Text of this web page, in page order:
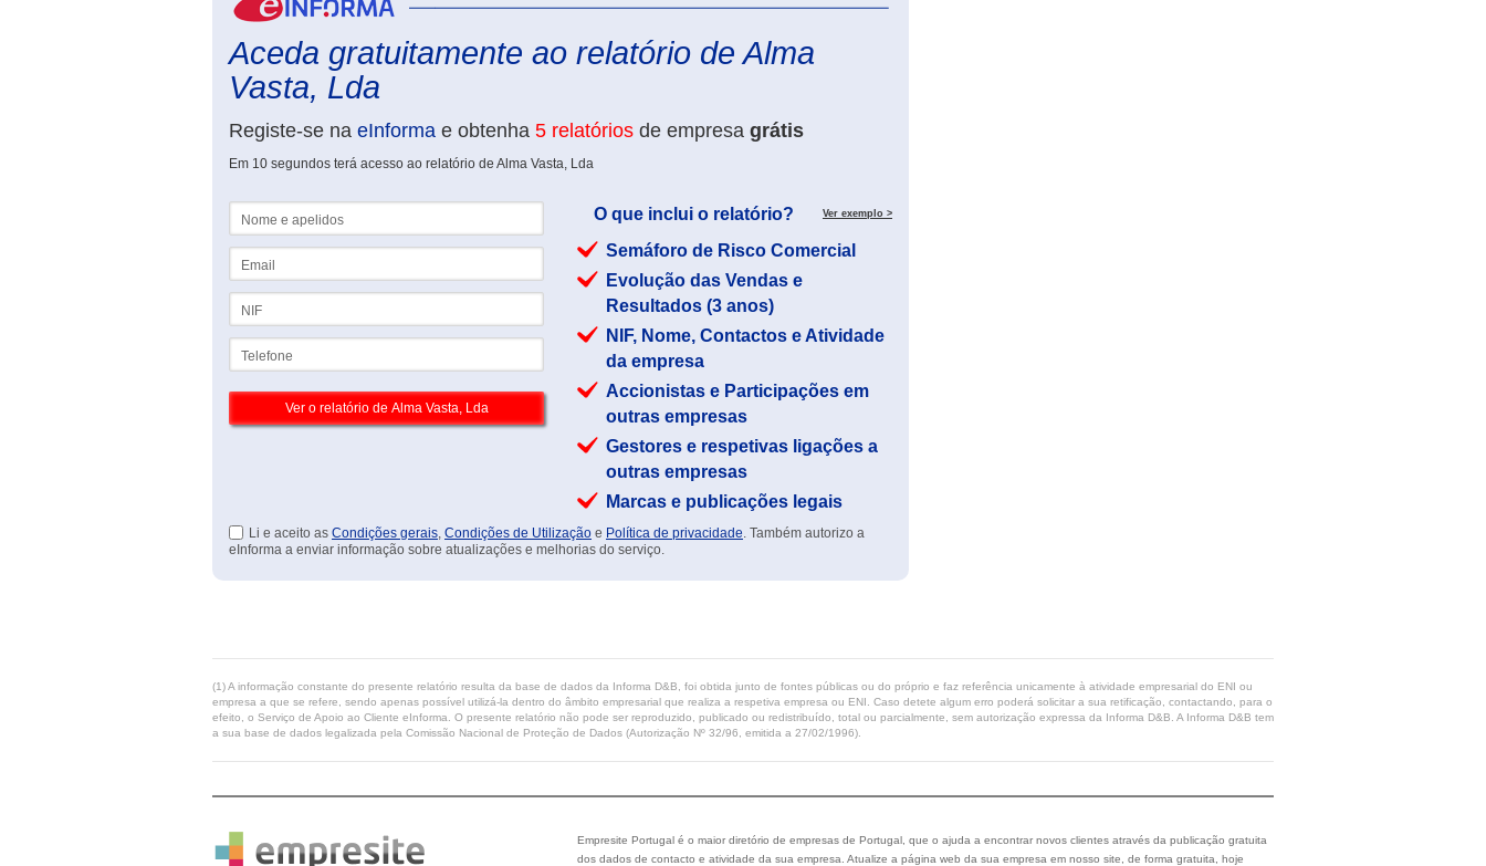
Aceda gratuitamente ao relatório de Alma
Vasta, Lda
Registe-se na eInforma e obtenha 5 relatórios de empresa grátis
Em 10 segundos terá acesso ao relatório de Alma Vasta, Lda
O que inclui o relatório? Ver exemplo >
Semáforo de Risco Comercial
Evolução das Vendas e
Resultados (3 anos)
NIF, Nome, Contactos e Atividade
da empresa
Accionistas e Participações em
outras empresas
Gestores e respetivas ligações a
outras empresas
Marcas e publicações legais
Li e aceito as Condições gerais, Condições de Utilização e Política de privacidade. Também autorizo a
eInforma a enviar informação sobre atualizações e melhorias do serviço.
(1) A informação constante do presente relatório resulta da base de dados da Informa D&B, foi obtida junto de fontes públicas ou do próprio e faz referência unicamente à atividade empresarial do ENI ou
empresa a que se refere, sendo apenas possível utilizá-la dentro do âmbito empresarial que realiza a respetiva empresa ou ENI. Caso detete algum erro poderá solicitar a sua retificação, contactando, para o
efeito, o Serviço de Apoio ao Cliente eInforma. O presente relatório não pode ser reproduzido, publicado ou redistribuído, total ou parcialmente, sem autorização expressa da Informa D&B. A Informa D&B tem
a sua base de dados legalizada pela Comissão Nacional de Proteção de Dados (Autorização Nº 32/96, emitida a 27/02/1996).
Empresite Portugal é o maior diretório de empresas de Portugal, que o ajuda a encontrar novos clientes através da publicação gratuita
dos dados de contacto e atividade da sua empresa. Atualize a página web da sua empresa em nosso site, de forma gratuita, hoje